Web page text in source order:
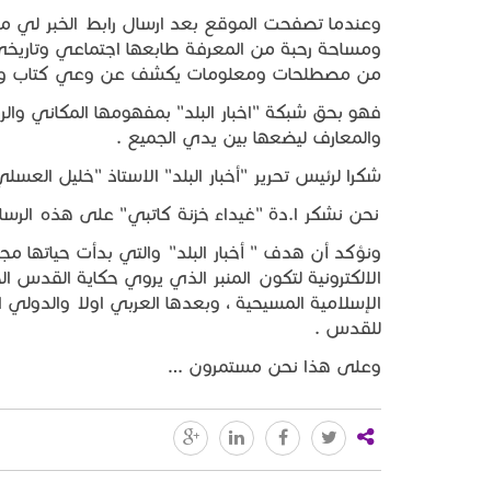
وعندما تصفحت الموقع بعد ارسال رابط الخبر
ومساحة رحبة من المعرفة طابعها اجتماعي
من مصطلحات ومعلومات يكشف عن وعي كتاب
فهو بحق شبكة "اخبار البلد" بمفهومها المكاني
والمعارف ليضعها بين يدي الجميع .
شكرا لرئيس تحرير "أخبار البلد" الاستاذ "خليل
نحن نشكر ا.دة "غيداء خزنة كاتبي" على هذه
ونؤكد أن هدف " أخبار البلد" والتي بدأت حياتها
الالكترونية لتكون المنبر الذي يروي حكاية القدس
الإسلامية المسيحية ، وبعدها العربي اولا
للقدس .
وعلى هذا نحن مستمرون …